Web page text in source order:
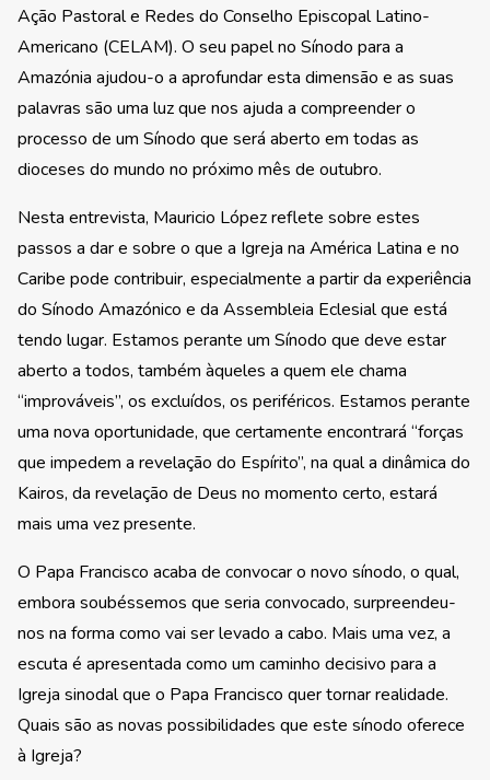
Ação Pastoral e Redes do Conselho Episcopal Latino-
Americano (CELAM). O seu papel no Sínodo para a
Amazónia ajudou-o a aprofundar esta dimensão e as suas
palavras são uma luz que nos ajuda a compreender o
processo de um Sínodo que será aberto em todas as
dioceses do mundo no próximo mês de outubro.
Nesta entrevista, Mauricio López reflete sobre estes
passos a dar e sobre o que a Igreja na América Latina e no
Caribe pode contribuir, especialmente a partir da experiência
do Sínodo Amazónico e da Assembleia Eclesial que está
tendo lugar. Estamos perante um Sínodo que deve estar
aberto a todos, também àqueles a quem ele chama
“improváveis”, os excluídos, os periféricos. Estamos perante
uma nova oportunidade, que certamente encontrará “forças
que impedem a revelação do Espírito”, na qual a dinâmica do
Kairos, da revelação de Deus no momento certo, estará
mais uma vez presente.
O Papa Francisco acaba de convocar o novo sínodo, o qual,
embora soubéssemos que seria convocado, surpreendeu-
nos na forma como vai ser levado a cabo. Mais uma vez, a
escuta é apresentada como um caminho decisivo para a
Igreja sinodal que o Papa Francisco quer tornar realidade.
Quais são as novas possibilidades que este sínodo oferece
à Igreja?